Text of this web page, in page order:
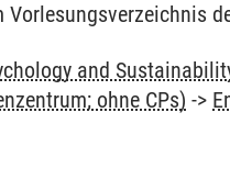
and
ohne CPs) ->